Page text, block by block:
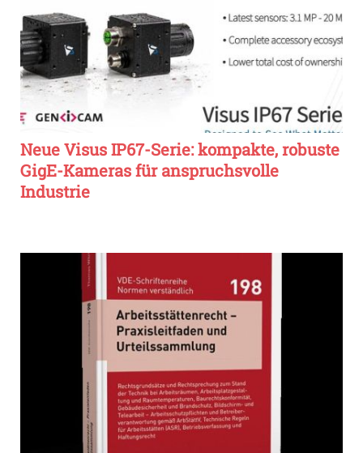
Neue Visus IP67-Serie: kompakte, robuste
GigE-Kameras für anspruchsvolle
Industrie